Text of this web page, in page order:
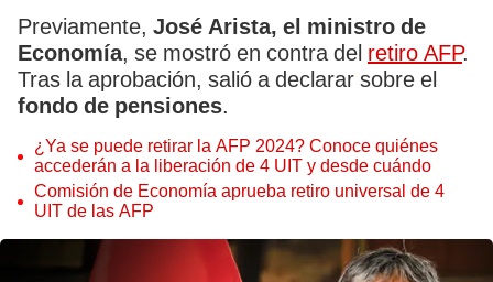
Previamente, José Arista, el ministro de
Economía, se mostró en contra del retiro AFP.
Tras la aprobación, salió a declarar sobre el
fondo de pensiones.
¿Ya se puede retirar la AFP 2024? Conoce quiénes
accederán a la liberación de 4 UIT y desde cuándo
Comisión de Economía aprueba retiro universal de 4
UIT de las AFP